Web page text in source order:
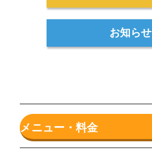
お知らせ
メニュー・料金